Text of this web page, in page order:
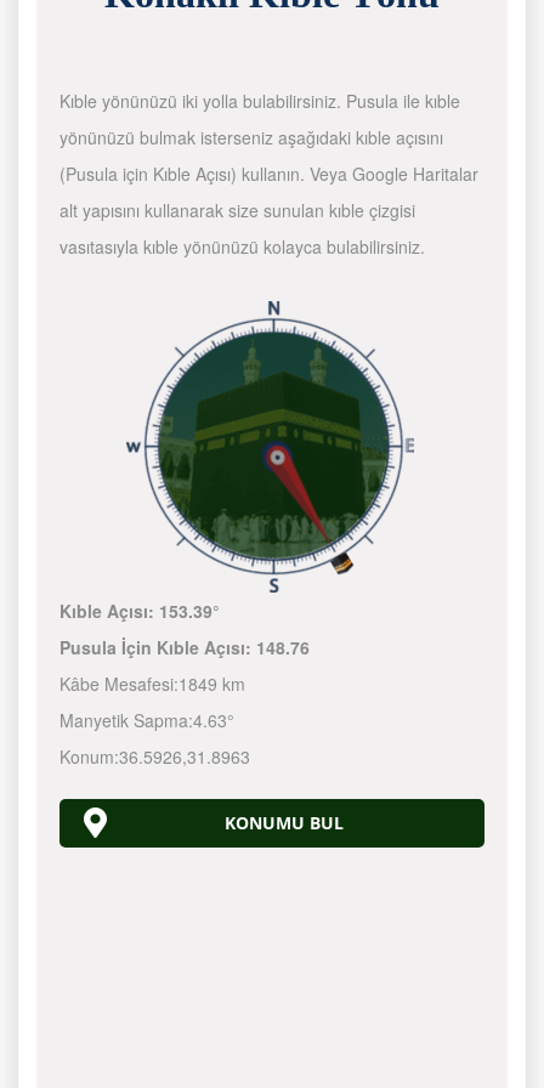
Kıble yönünüzü iki yolla bulabilirsiniz. Pusula ile kıble
yönünüzü bulmak isterseniz aşağıdaki kıble açısını
(Pusula için Kıble Açısı) kullanın. Veya Google Haritalar
alt yapısını kullanarak size sunulan kıble çizgisi
vasıtasıyla kıble yönünüzü kolayca bulabilirsiniz.
Kıble Açısı: 153.39°
Pusula İçin Kıble Açısı: 148.76
Kâbe Mesafesi:1849 km
Manyetik Sapma:4.63°
Konum:36.5926,31.8963
KONUMU BUL